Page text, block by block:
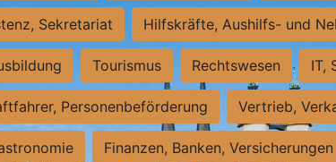
Sekretariat Hilfskräfte, Aushilfs- und
Tourismus Rechtswesen IT,
Personenbeförderung Vertrieb,
Finanzen, Banken, Versicherungen